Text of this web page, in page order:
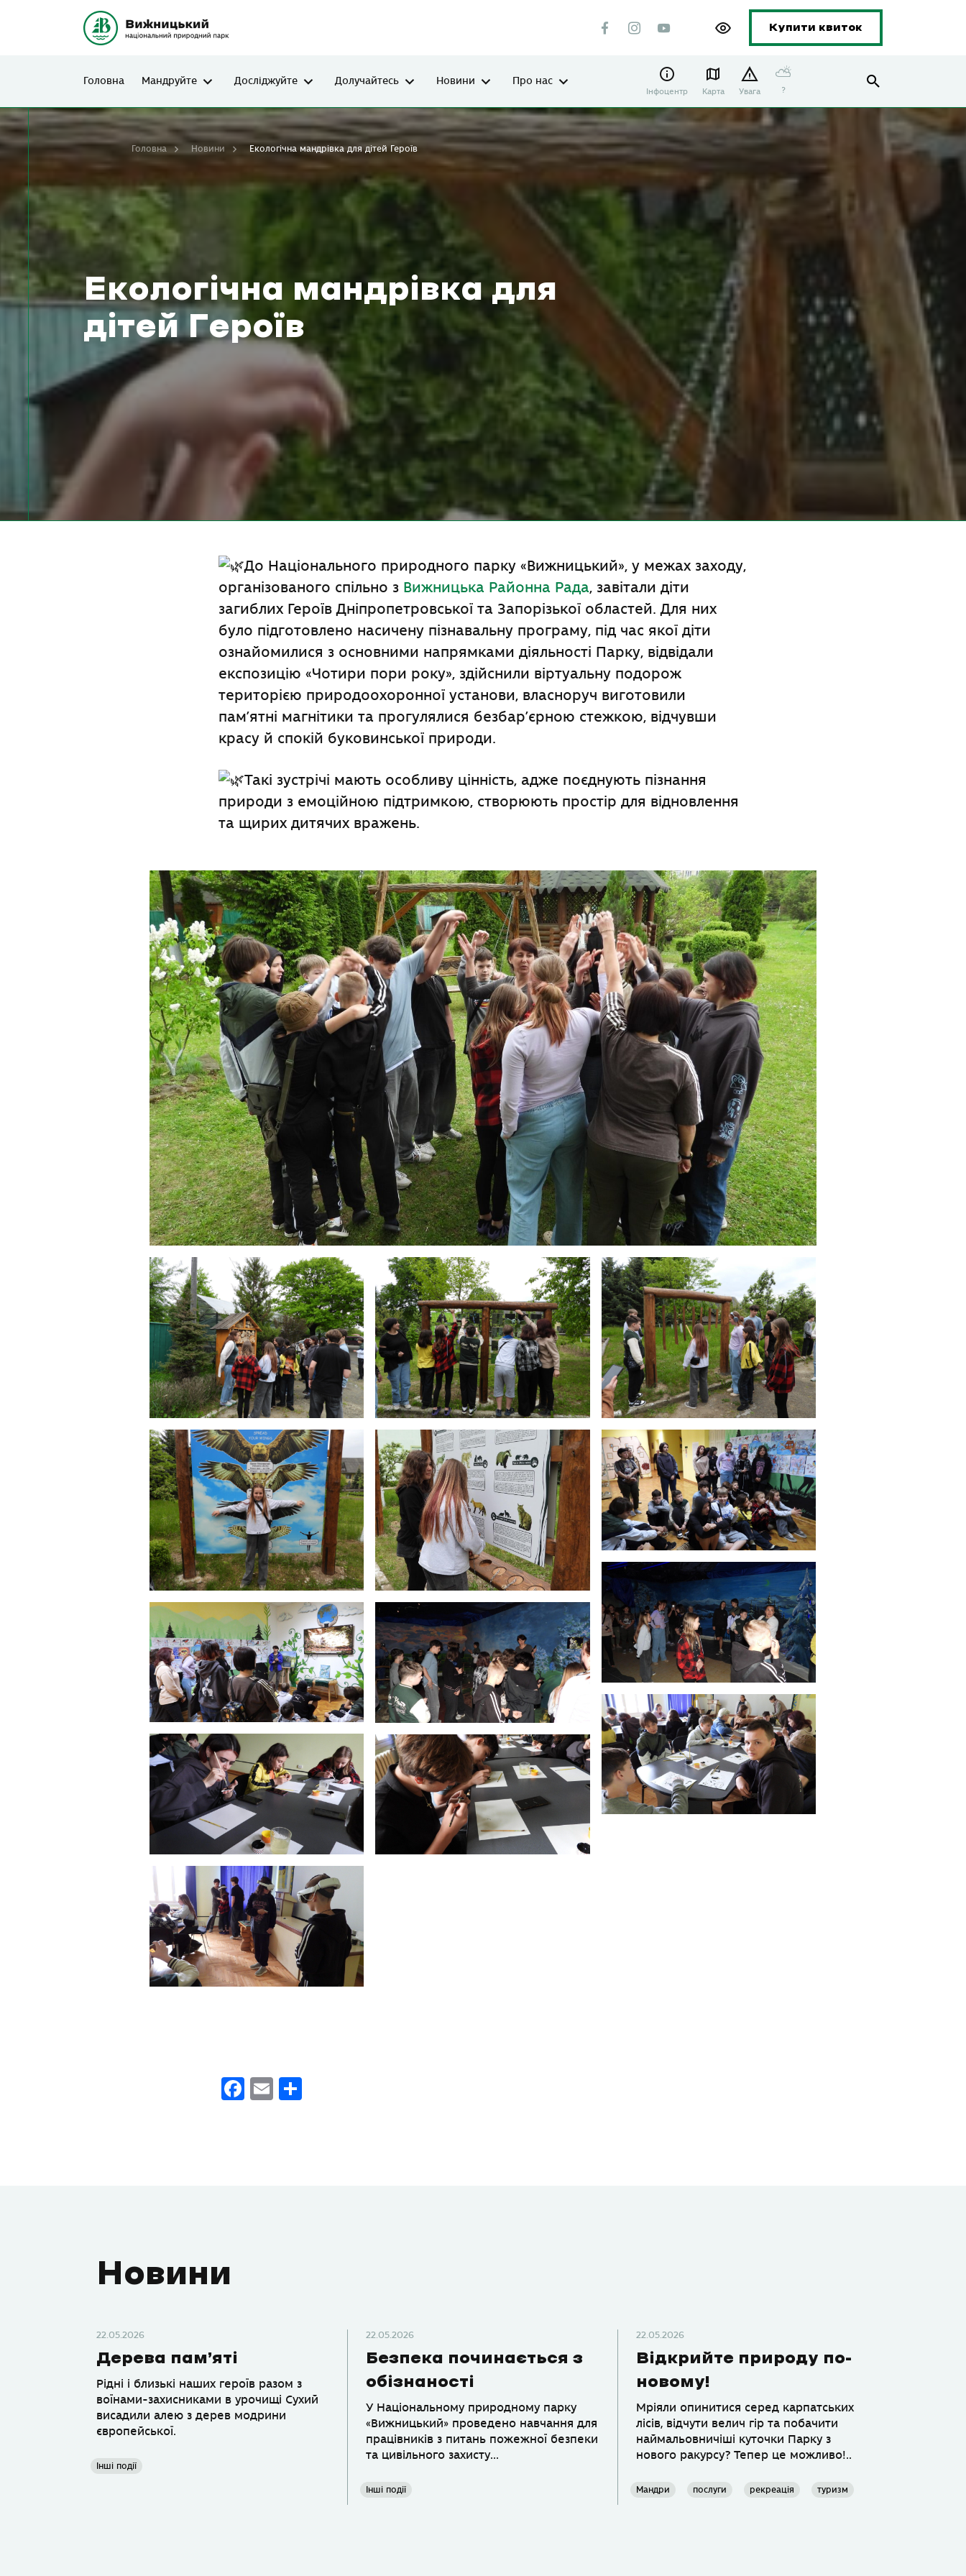
Купити квиток
Головна Мандруйте Досліджуйте Долучайтесь Новини Про нас
Інфоцентр Карта Увага
⛅
?
Екологічна мандрівка для
дітей Героїв
Головна Новини Екологічна мандрівка для дітей Героїв
До Національного природного парку «Вижницький», у межах заходу,
організованого спільно з Вижницька Районна Рада, завітали діти
загиблих Героїв Дніпропетровської та Запорізької областей. Для них
було підготовлено насичену пізнавальну програму, під час якої діти
ознайомилися з основними напрямками діяльності Парку, відвідали
експозицію «Чотири пори року», здійснили віртуальну подорож
територією природоохоронної установи, власноруч виготовили
пам’ятні магнітики та прогулялися безбар’єрною стежкою, відчувши
красу й спокій буковинської природи.
Такі зустрічі мають особливу цінність, адже поєднують пізнання
природи з емоційною підтримкою, створюють простір для відновлення
та щирих дитячих вражень.
Facebook
EmailПоділитися
Новини
22.05.2026
Дерева пам’яті
Рідні і близькі наших героїв разом з
воїнами-захисниками в урочищі Сухий
висадили алею з дерев модрини
європейської.
Інші події
22.05.2026
Безпека починається з
обізнаності
У Національному природному парку
«Вижницький» проведено навчання для
працівників з питань пожежної безпеки
та цивільного захисту...
Інші події
22.05.2026
Відкрийте природу по-
новому!
Мріяли опинитися серед карпатських
лісів, відчути велич гір та побачити
наймальовничіші куточки Парку з
нового ракурсу? Тепер це можливо!..
Мандри послуги рекреація туризм